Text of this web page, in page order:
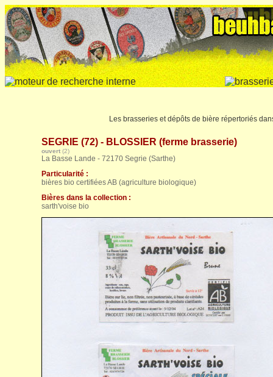
Les brasseries et dépôts de bière répertoriés
SEGRIE (72) - BLOSSIER (ferme brasserie)
ouvert (2)
La Basse Lande - 72170 Segrie (Sarthe)
Particularité :
bières bio certifiées AB (agriculture biologique)
Bières dans la collection :
sarth'voise bio